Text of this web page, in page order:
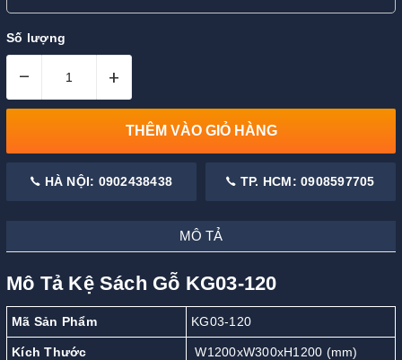
Số lượng
– +
THÊM VÀO GIỎ HÀNG
HÀ NỘI: 0902438438 TP. HCM: 0908597705
MÔ TẢ
Mô Tả Kệ Sách Gỗ KG03-120
Mã Sản Phẩm KG03-120
Kích Thước W1200xW300xH1200 (mm)